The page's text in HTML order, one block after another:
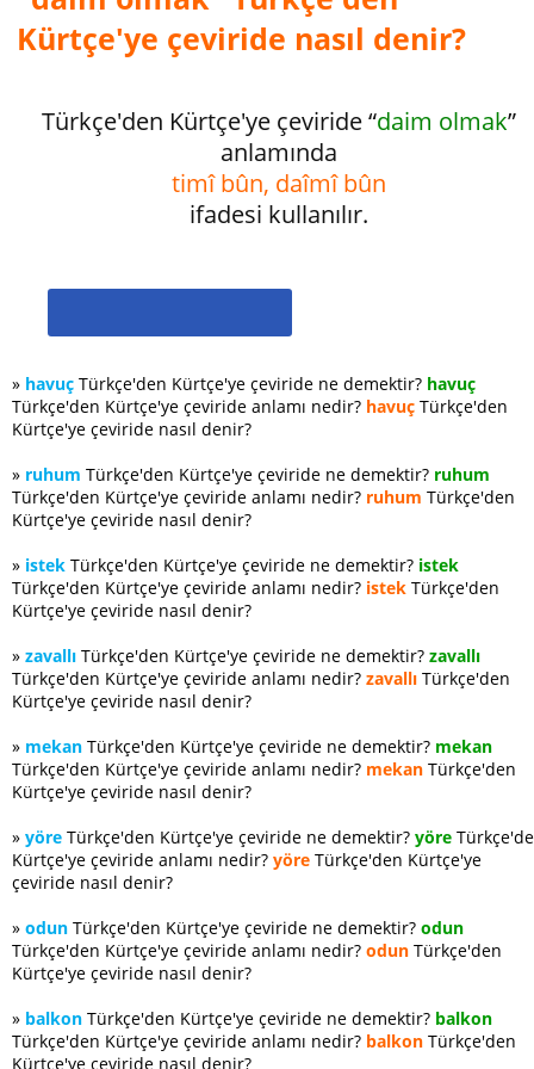
Kürtçe'ye çeviride nasıl denir?
Türkçe'den Kürtçe'ye çeviride “daim olmak”
anlamında
timî bûn, daîmî bûn
ifadesi kullanılır.
» havuç Türkçe'den Kürtçe'ye çeviride ne demektir? havuç
Türkçe'den Kürtçe'ye çeviride anlamı nedir? havuç Türkçe'den
Kürtçe'ye çeviride nasıl denir?
» ruhum Türkçe'den Kürtçe'ye çeviride ne demektir? ruhum
Türkçe'den Kürtçe'ye çeviride anlamı nedir? ruhum Türkçe'den
Kürtçe'ye çeviride nasıl denir?
» istek Türkçe'den Kürtçe'ye çeviride ne demektir? istek
Türkçe'den Kürtçe'ye çeviride anlamı nedir? istek Türkçe'den
Kürtçe'ye çeviride nasıl denir?
» zavallı Türkçe'den Kürtçe'ye çeviride ne demektir? zavallı
Türkçe'den Kürtçe'ye çeviride anlamı nedir? zavallı Türkçe'den
Kürtçe'ye çeviride nasıl denir?
» mekan Türkçe'den Kürtçe'ye çeviride ne demektir? mekan
Türkçe'den Kürtçe'ye çeviride anlamı nedir? mekan Türkçe'den
Kürtçe'ye çeviride nasıl denir?
» yöre Türkçe'den Kürtçe'ye çeviride ne demektir? yöre
Kürtçe'ye çeviride anlamı nedir? yöre Türkçe'den Kürtçe'ye
çeviride nasıl denir?
» odun Türkçe'den Kürtçe'ye çeviride ne demektir? odun
Türkçe'den Kürtçe'ye çeviride anlamı nedir? odun Türkçe'den
Kürtçe'ye çeviride nasıl denir?
» balkon Türkçe'den Kürtçe'ye çeviride ne demektir? balkon
Türkçe'den Kürtçe'ye çeviride anlamı nedir? balkon Türkçe'den
Kürtçe'ye çeviride nasıl denir?